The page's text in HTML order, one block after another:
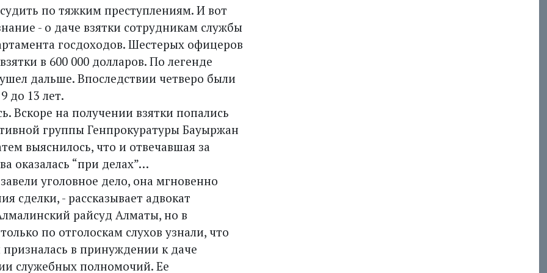
по тяжким преступлениям. И вот
- о даче взятки сотрудникам службы
госдоходов. Шестерых офицеров
в 600 000 долларов. По легенде
дальше. Впоследствии четверо были
до 13 лет.
Вскоре на получении взятки попались
группы Генпрокуратуры Бауыржан
выяснилось, что и отвечавшая за
оказалась “при делах”…
уголовное дело, она мгновенно
сделки, - рассказывает адвокат
райсуд Алматы, но в
по отголоскам слухов узнали, что
в принуждении к даче
служебных полномочий. Ее